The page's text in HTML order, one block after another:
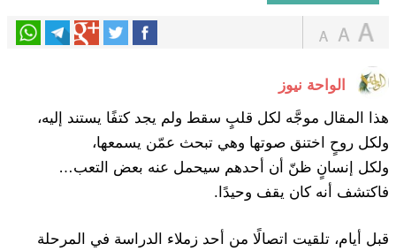
الواحة نيوز
هذا المقال موجَّه لكل قلبٍ سقط ولم يجد كتفًا يستند إليه،
ولكل روحٍ اختنق صوتها وهي تبحث عمّن يسمعها،
ولكل إنسانٍ ظنّ أن أحدهم سيحمل عنه بعض التعب…
فاكتشف أنه كان يقف وحيدًا.
قبل أيام، تلقيت اتصالًا من أحد زملاء الدراسة في المرحلة